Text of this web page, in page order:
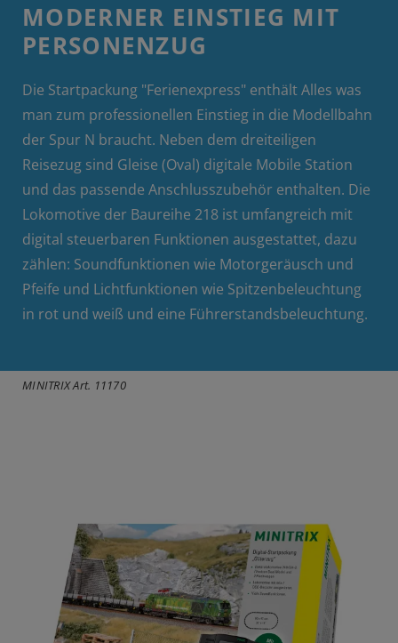
MODERNER EINSTIEG MIT
PERSONENZUG
Die Startpackung "Ferienexpress" enthält Alles was
man zum professionellen Einstieg in die Modellbahn
der Spur N braucht. Neben dem dreiteiligen
Reisezug sind Gleise (Oval) digitale Mobile Station
und das passende Anschlusszubehör enthalten. Die
Lokomotive der Baureihe 218 ist umfangreich mit
digital steuerbaren Funktionen ausgestattet, dazu
zählen: Soundfunktionen wie Motorgeräusch und
Pfeife und Lichtfunktionen wie Spitzenbeleuchtung
in rot und weiß und eine Führerstandsbeleuchtung.
MINITRIX Art. 11170